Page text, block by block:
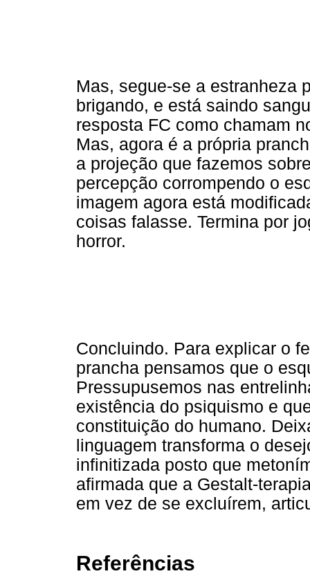
Mas, segue-se a estranheza
brigando, e está saindo
resposta FC como chamam
Mas, agora é a própria
a projeção que fazemos
percepção corrompendo o
imagem agora está
coisas falasse. Termina por
horror.
Concluindo. Para explicar o
prancha pensamos que o
Pressupusemos nas
existência do psiquismo e
constituição do humano.
linguagem transforma o
infinitizada posto que
afirmada que a Gestalt-
em vez de se excluírem,
Referências